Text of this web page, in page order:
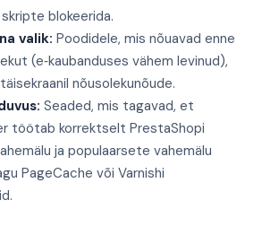
blokeerida.
valik: Poodidele, mis nõuavad enne
(e‑kaubanduses vähem levinud),
nõusolekunõude.
Seaded, mis tagavad, et
töötab korrektselt PrestaShopi
ja populaarsete vahemälu
PageCache või Varnishi